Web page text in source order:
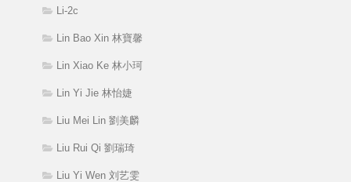
Li-2c
Lin Bao Xin 林寶馨
Lin Xiao Ke 林小珂
Lin Yi Jie 林怡婕
Liu Mei Lin 劉美麟
Liu Rui Qi 劉瑞琦
Liu Yi Wen 刘艺雯